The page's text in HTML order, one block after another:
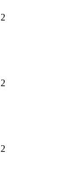
2
2
2